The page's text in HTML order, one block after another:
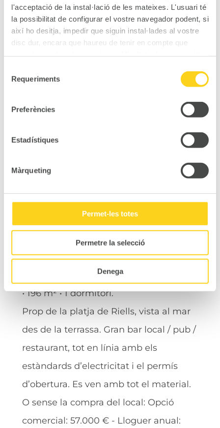
l'acceptació de la instal·lació de les mateixes. L'usuari té
la possibilitat de configurar el vostre navegador podent, si
així ho desitja, impedir que siguin instal·lades al vostre
disc dur, encara que haureu de tenir en compte que
Requeriments
Preferències
Estadístiques
Màrqueting
Permet-les totes
Permetre la selecció
Denega
Next
Bar en venda a L'Escala, Espanya
• 196 m² • 1 dormitori.
Prop de la platja de Riells, vista al mar
des de la terrassa. Gran bar local / pub /
restaurant, tot en línia amb els
estàndards d’electricitat i el permís
d’obertura. Es ven amb tot el material.
O sense la compra del local: Opció
comercial: 57.000 € - Lloguer anual: